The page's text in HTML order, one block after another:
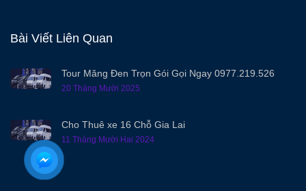
Bài Viết Liên Quan
Tour Măng Đen Trọn Gói Gọi Ngay 0977.219.526
20 Tháng Mười 2025
Cho Thuê xe 16 Chỗ Gia Lai
11 Tháng Mười Hai 2024